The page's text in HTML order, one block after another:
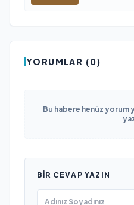
YORUMLAR (0)
Bu habere henüz yorum
BIR CEVAP YAZIN